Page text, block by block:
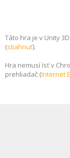
Táto hra je v Unity
(stiahnuť).
Hra nemusí ísť v
prehliadač (Internet